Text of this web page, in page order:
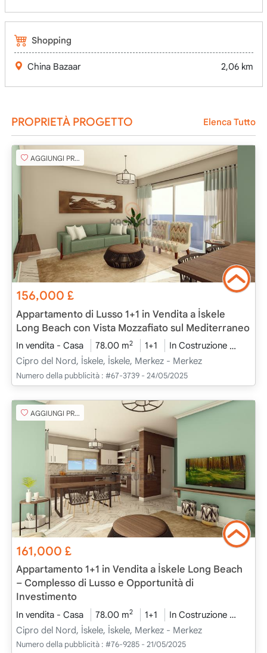
Shopping
China Bazaar 2,06 km
PROPRIETÀ PROGETTO Elenca Tutto
AGGIUNGI PREFERITO
156,000£
Appartamento di Lusso 1+1 in Vendita a İskele
Long Beach con Vista Mozzafiato sul Mediterraneo
In vendita - Casa 78.00 m2 1+1 In Costruzione
Cipro del Nord, İskele, İskele, Merkez - Merkez
Numero della pubblicità : #67-3739 - 24/05/2025
AGGIUNGI PREFERITO
161,000£
Appartamento 1+1 in Vendita a İskele Long Beach
– Complesso di Lusso e Opportunità di
Investimento
In vendita - Casa 78.00 m2 1+1 In Costruzione
Cipro del Nord, İskele, İskele, Merkez - Merkez
Numero della pubblicità : #76-9285 - 21/05/2025